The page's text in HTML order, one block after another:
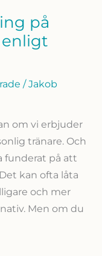
på
enligt
/Jakob
om vi erbjuder
tränare. Och
funderat på att
kan ofta låta
och mer
Men om du